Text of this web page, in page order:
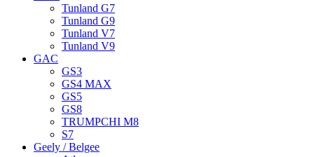
Tunland G7
Tunland G9
Tunland V7
Tunland V9
GAC
GS3
GS4 MAX
GS5
GS8
TRUMPCHI M8
S7
Geely / Belgee